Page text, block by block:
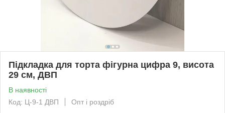
Підкладка для торта фігурна цифра 9, висота
29 см, ДВП
В наявності
Код: Ц-9-1 ДВП
Опт і роздріб